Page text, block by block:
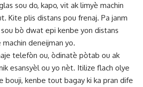
sou do, kapo, vit ak limyè machin
Kite plis distans pou frenaj. Pa janm
bò dwat epi kenbe yon distans
deneijman yo.
telefòn ou, òdinatè pòtab ou ak
esansyèl ou yo nèt. Itilize flach olye
bouji, kenbe tout bagay ki ka pran dife